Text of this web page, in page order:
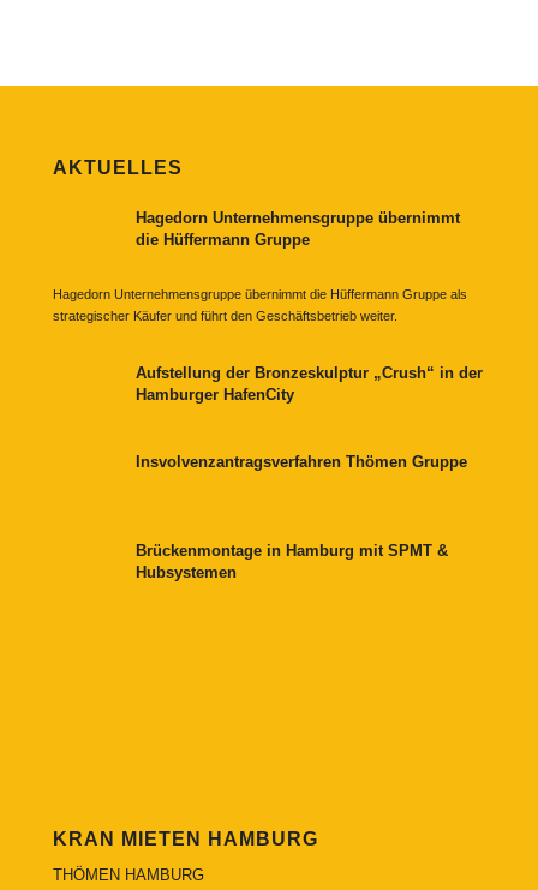
AKTUELLES
Hagedorn Unternehmensgruppe übernimmt
die Hüffermann Gruppe
Hagedorn Unternehmensgruppe übernimmt die Hüffermann Gruppe als
strategischer Käufer und führt den Geschäftsbetrieb weiter.
Aufstellung der Bronzeskulptur „Crush“ in der
Hamburger HafenCity
Insvolvenzantragsverfahren Thömen Gruppe
Brückenmontage in Hamburg mit SPMT &
Hubsystemen
KRAN MIETEN HAMBURG
THÖMEN HAMBURG